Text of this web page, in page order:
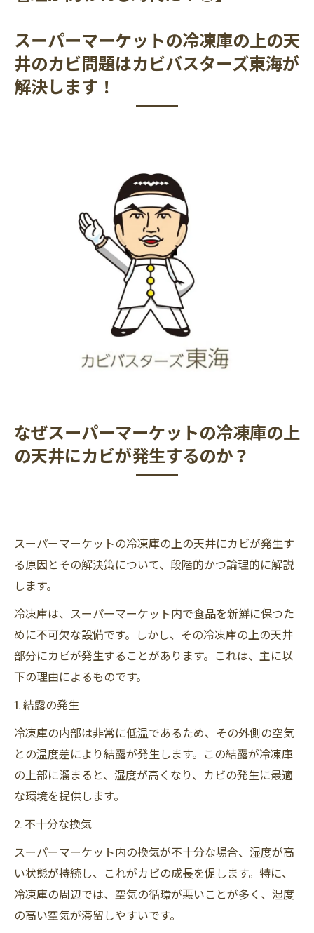
スーパーマーケットの冷凍庫の上の天
井のカビ問題はカビバスターズ東海が
解決します！
なぜスーパーマーケットの冷凍庫の上
の天井にカビが発生するのか？
スーパーマーケットの冷凍庫の上の天井にカビが発生す
る原因とその解決策について、段階的かつ論理的に解説
します。
冷凍庫は、スーパーマーケット内で食品を新鮮に保つた
めに不可欠な設備です。しかし、その冷凍庫の上の天井
部分にカビが発生することがあります。これは、主に以
下の理由によるものです。
1. 結露の発生
冷凍庫の内部は非常に低温であるため、その外側の空気
との温度差により結露が発生します。この結露が冷凍庫
の上部に溜まると、湿度が高くなり、カビの発生に最適
な環境を提供します。
2. 不十分な換気
スーパーマーケット内の換気が不十分な場合、湿度が高
い状態が持続し、これがカビの成長を促します。特に、
冷凍庫の周辺では、空気の循環が悪いことが多く、湿度
の高い空気が滞留しやすいです。